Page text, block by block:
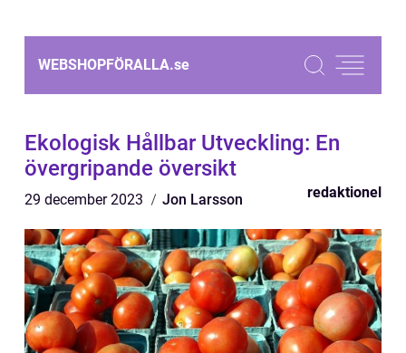
WEBSHOPFÖRALLA.se
Ekologisk Hållbar Utveckling: En
övergripande översikt
29 december 2023 Jon Larsson redaktionel